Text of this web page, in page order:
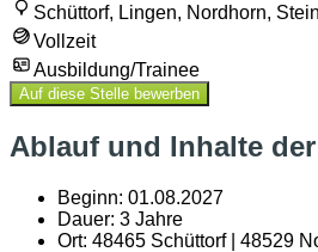
Schüttorf, Lingen, Nordhorn,
Vollzeit
Ausbildung/Trainee
Auf diese Stelle bewerben
Ablauf und Inhalte
Beginn: 01.08.2027
Dauer: 3 Jahre
Ort: 48465 Schüttorf | 48529